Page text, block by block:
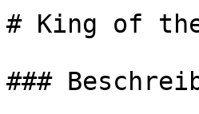
# King of
###